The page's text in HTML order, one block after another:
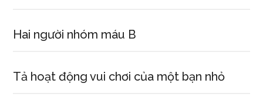
Hai người nhóm máu B
Tả hoạt động vui chơi của một bạn nhỏ